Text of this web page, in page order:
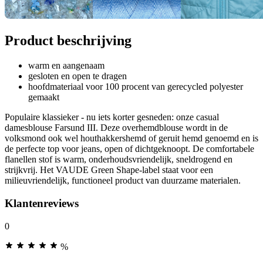
Product beschrijving
warm en aangenaam
gesloten en open te dragen
hoofdmateriaal voor 100 procent van gerecycled polyester
gemaakt
Populaire klassieker - nu iets korter gesneden: onze casual
damesblouse Farsund III. Deze overhemdblouse wordt in de
volksmond ook wel houthakkershemd of geruit hemd genoemd en is
de perfecte top voor jeans, open of dichtgeknoopt. De comfortabele
flanellen stof is warm, onderhoudsvriendelijk, sneldrogend en
strijkvrij. Het VAUDE Green Shape-label staat voor een
milieuvriendelijk, functioneel product van duurzame materialen.
Klantenreviews
0
%